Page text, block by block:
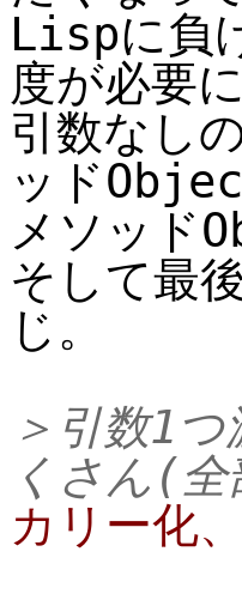
Lispに負
度が必要
引数なし
ッド
メソッ
そして最
じ。
＞引数1
くさん(
カリー化